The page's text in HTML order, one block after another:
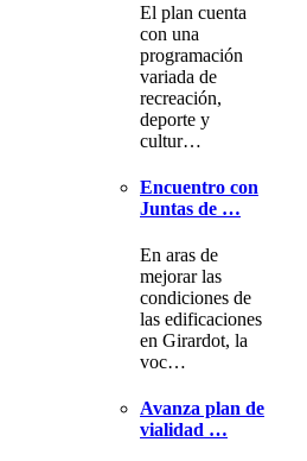
El plan cuenta
con una
programación
variada de
recreación,
deporte y
cultur…
Encuentro con
Juntas de …
En aras de
mejorar las
condiciones de
las edificaciones
en Girardot, la
voc…
Avanza plan de
vialidad …